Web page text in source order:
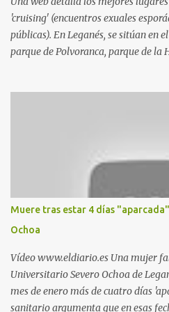
'cruising' (encuentros exuales
públicas). En Leganés, se sitúan en
parque de Polvoranca, parque de
estadio municipal de Butarque) y
Nueva. Otro lugar: Escombrera de
Móstoles También en el parque de
la Policía Local de Leganés de la
cementerio de Butarque". Más
Muere tras estar 4 días
Ochoa
Vídeo www.eldiario.es Una mujer
Universitario Severo Ochoa de
mes de enero más de cuatro días
sanitario argumenta que en esas